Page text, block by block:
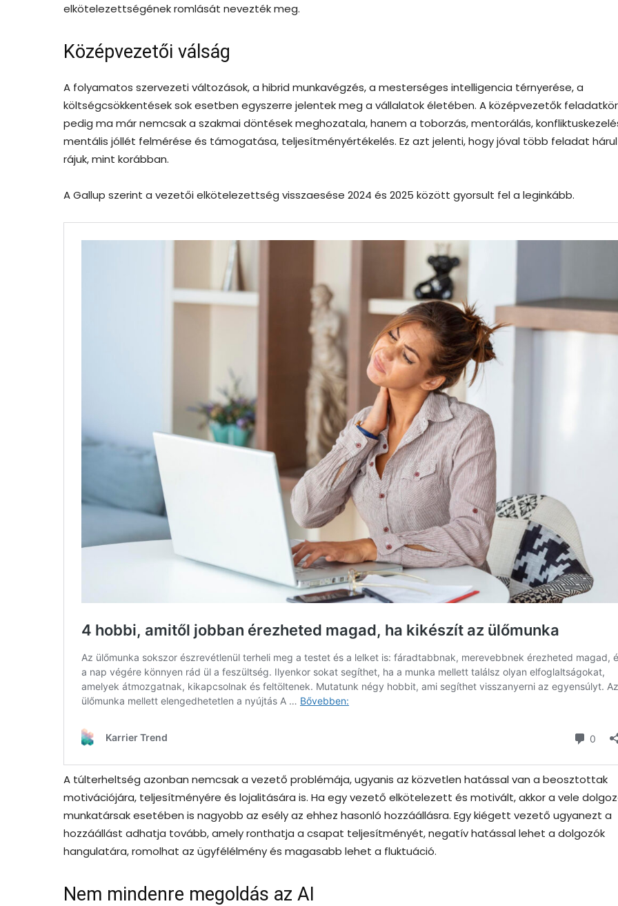
elkötelezettségének romlását nevezték meg.
Középvezetői válság
A folyamatos szervezeti változások, a hibrid munkavégzés, a mesterséges intelligencia térnyerése, a
költségcsökkentések sok esetben egyszerre jelentek meg a vállalatok életében. A középvezetők
pedig ma már nemcsak a szakmai döntések meghozatala, hanem a toborzás, mentorálás,
mentális jóllét felmérése és támogatása, teljesítményértékelés. Ez azt jelenti, hogy jóval több feladat hárul
rájuk, mint korábban.
A Gallup szerint a vezetői elkötelezettség visszaesése 2024 és 2025 között gyorsult fel a leginkább.
A túlterheltség azonban nemcsak a vezető problémája, ugyanis az közvetlen hatással van a beosztottak
motivációjára, teljesítményére és lojalitására is. Ha egy vezető elkötelezett és motivált, akkor a vele
munkatársak esetében is nagyobb az esély az ehhez hasonló hozzáállásra. Egy kiégett vezető ugyanezt a
hozzáállást adhatja tovább, amely ronthatja a csapat teljesítményét, negatív hatással lehet a dolgozók
hangulatára, romolhat az ügyfélélmény és magasabb lehet a fluktuáció.
Nem mindenre megoldás az AI